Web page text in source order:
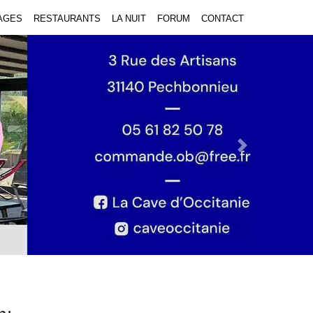
RESTAURANTS LA NUIT FORUM CONTACT
Next Slide